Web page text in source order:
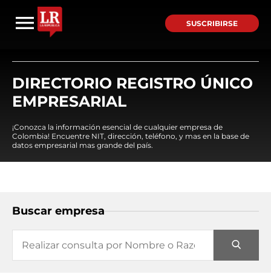
SUSCRIBIRSE
DIRECTORIO REGISTRO ÚNICO
EMPRESARIAL
¡Conozca la información esencial de cualquier empresa de
Colombia! Encuentre NIT, dirección, teléfono, y mas en la base de
datos empresarial mas grande del país.
Buscar empresa